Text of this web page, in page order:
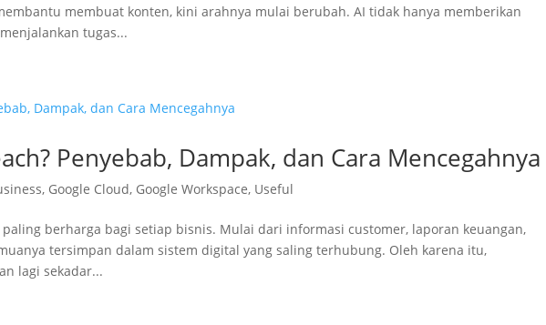
membuat konten, kini arahnya mulai berubah. AI tidak hanya memberikan
tugas...
Penyebab, Dampak, dan Cara Mencegahnya
, Google Cloud, Google Workspace, Useful
berharga bagi setiap bisnis. Mulai dari informasi customer, laporan keuangan,
tersimpan dalam sistem digital yang saling terhubung. Oleh karena itu,
lagi sekadar...